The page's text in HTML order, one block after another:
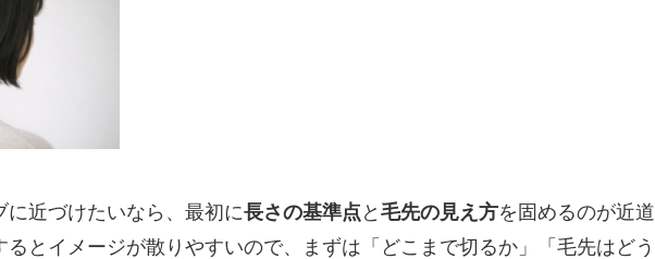
近づけたいなら、最初に長さの基準点 と 毛先の見え方を固めるのが近道
とイメージが散りやすいので、まずは「どこまで切るか」「毛先はどう